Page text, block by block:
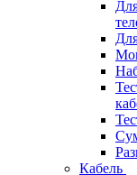
Кабель